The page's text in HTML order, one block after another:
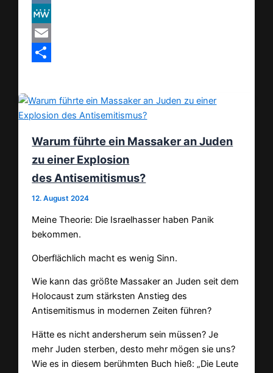
VK
MeWe
Email
Warum führte ein Massaker an Juden
zu einer Explosion
des Antisemitismus?
12. August 2024
Meine Theorie: Die Israelhasser haben Panik
bekommen.
Oberflächlich macht es wenig Sinn.
Wie kann das größte Massaker an Juden seit dem
Holocaust zum stärksten Anstieg des
Antisemitismus in modernen Zeiten führen?
Hätte es nicht andersherum sein müssen? Je
mehr Juden sterben, desto mehr mögen sie uns?
Wie es in diesem berühmten Buch hieß: „Die Leute